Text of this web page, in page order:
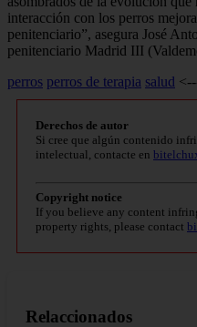
interacción con los perros
penitenciario”, asegura José
penitenciario Madrid III
perros perros de terapia salud
Derechos de autor
Si cree que algún contenido
intelectual, contacte en
Copyright notice
If you believe any content
property rights, please contact
Relaccionados